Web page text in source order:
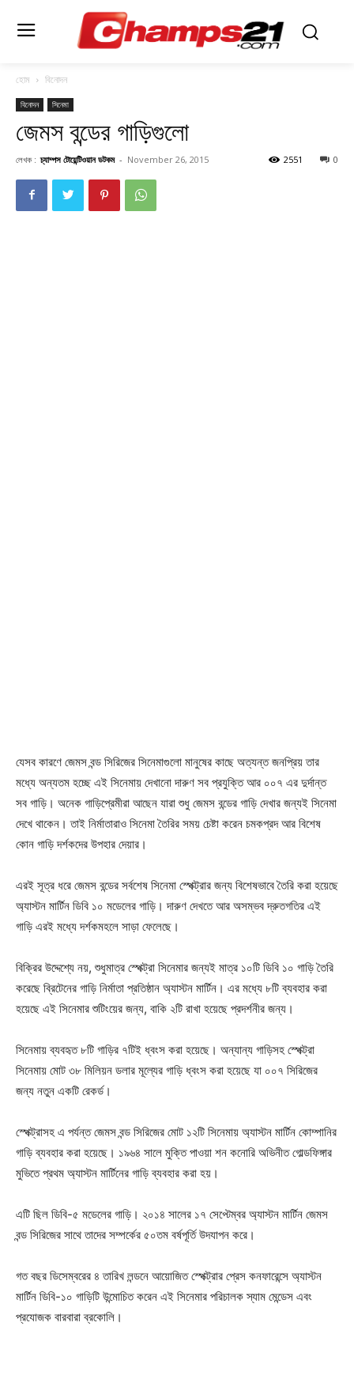
হোম বিনোদন
বিনোদন সিনেমা
জেমস বন্ডের গাড়িগুলো
লেখক : চ্যাম্পস টোয়েন্টিওয়ান ডটকম - November 26, 2015 0
2551
যেসব কারণে জেমস বন্ড সিরিজের সিনেমাগুলো মানুষের কাছে অত্যন্ত জনপ্রিয় তার
মধ্যে অন্যতম হচ্ছে এই সিনেমায় দেখানো দারুণ সব প্রযুক্তি আর ০০৭ এর দুর্দান্ত
সব গাড়ি। অনেক গাড়িপ্রেমীরা আছেন যারা শুধু জেমস বন্ডের গাড়ি দেখার জন্যই সিনেমা
দেখে থাকেন। তাই নির্মাতারাও সিনেমা তৈরির সময় চেষ্টা করেন চমকপ্রদ আর বিশেষ
কোন গাড়ি দর্শকদের উপহার দেয়ার।
এরই সূত্র ধরে জেমস বন্ডের সর্বশেষ সিনেমা স্পেক্ট্রার জন্য বিশেষভাবে তৈরি করা হয়েছে
অ্যাস্টন মার্টিন ডিবি ১০ মডেলের গাড়ি। দারুণ দেখতে আর অসম্ভব দ্রুতগতির এই
গাড়ি এরই মধ্যে দর্শকমহলে সাড়া ফেলেছে।
বিক্রির উদ্দেশ্যে নয়, শুধুমাত্র স্পেক্ট্রা সিনেমার জন্যই মাত্র ১০টি ডিবি ১০ গাড়ি তৈরি
করেছে ব্রিটেনের গাড়ি নির্মাতা প্রতিষ্ঠান অ্যাস্টন মার্টিন। এর মধ্যে ৮টি ব্যবহার করা
হয়েছে এই সিনেমার শুটিংয়ের জন্য, বাকি ২টি রাখা হয়েছে প্রদর্শনীর জন্য।
সিনেমায় ব্যবহৃত ৮টি গাড়ির ৭টিই ধ্বংস করা হয়েছে। অন্যান্য গাড়িসহ স্পেক্ট্রা
সিনেমায় মোট ৩৮ মিলিয়ন ডলার মূল্যের গাড়ি ধ্বংস করা হয়েছে যা ০০৭ সিরিজের
জন্য নতুন একটি রেকর্ড।
স্পেক্ট্রাসহ এ পর্যন্ত জেমস বন্ড সিরিজের মোট ১২টি সিনেমায় অ্যাস্টন মার্টিন কোম্পানির
গাড়ি ব্যবহার করা হয়েছে। ১৯৬৪ সালে মুক্তি পাওয়া শন কনোরি অভিনীত গোল্ডফিঙ্গার
মুভিতে প্রথম অ্যাস্টন মার্টিনের গাড়ি ব্যবহার করা হয়।
এটি ছিল ডিবি-৫ মডেলের গাড়ি। ২০১৪ সালের ১৭ সেপ্টেম্বর অ্যাস্টন মার্টিন জেমস
বন্ড সিরিজের সাথে তাদের সম্পর্কের ৫০তম বর্ষপূর্তি উদযাপন করে।
গত বছর ডিসেম্বরের ৪ তারিখ লন্ডনে আয়োজিত স্পেক্ট্রার প্রেস কনফারেন্সে অ্যাস্টন
মার্টিন ডিবি-১০ গাড়িটি উন্মোচিত করেন এই সিনেমার পরিচালক স্যাম মেন্ডেস এবং
প্রযোজক বারবারা ব্রকোলি।